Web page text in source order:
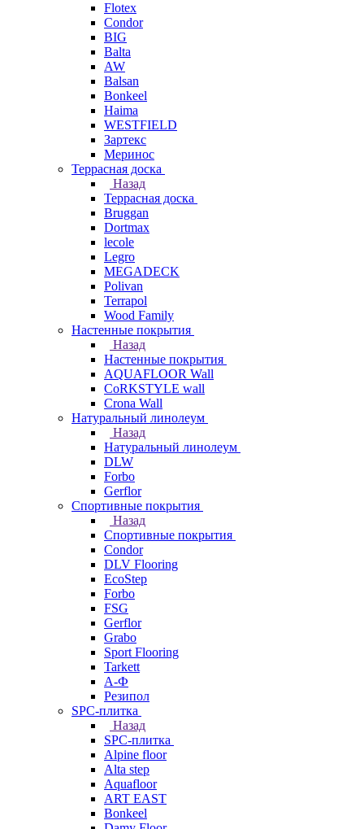
Flotex
Condor
BIG
Balta
AW
Balsan
Bonkeel
Haima
WESTFIELD
Зартекс
Меринос
Террасная доска
Назад
Террасная доска
Bruggan
Dortmax
lecole
Legro
MEGADECK
Polivan
Terrapol
Wood Family
Настенные покрытия
Назад
Настенные покрытия
AQUAFLOOR Wall
CoRKSTYLE wall
Crona Wall
Натуральный линолеум
Назад
Натуральный линолеум
DLW
Forbo
Gerflor
Спортивные покрытия
Назад
Спортивные покрытия
Condor
DLV Flooring
EcoStep
Forbo
FSG
Gerflor
Grabo
Sport Flooring
Tarkett
А-Ф
Резипол
SPC-плитка
Назад
SPC-плитка
Alpine floor
Alta step
Aquafloor
ART EAST
Bonkeel